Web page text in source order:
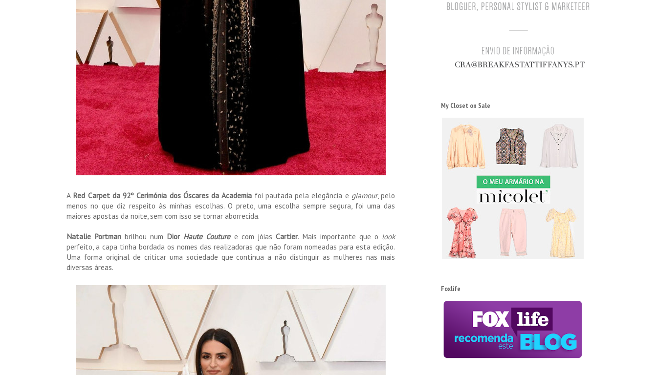
A Red Carpet da 92º Cerimónia dos Óscares da Academia foi pautada pela elegância e glamour, pelo
menos no que diz respeito às minhas escolhas. O preto, uma escolha sempre segura, foi uma das
maiores apostas da noite, sem com isso se tornar aborrecida.
Natalie Portman brilhou num DiorHaute Couture e com jóias Cartier. Mais importante que o look
perfeito, a capa tinha bordada os nomes das realizadoras que não foram nomeadas para esta edição.
Uma forma original de criticar uma sociedade que continua a não distinguir as mulheres nas mais
diversas áreas.
My Closet on Sale
Foxlife